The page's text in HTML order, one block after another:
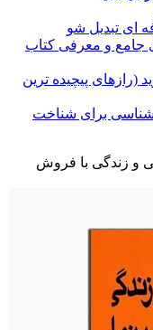
ای تبدیل شو
جامع و معرفی کتاب
(رازهای پیچیده ترین
برای شناخت
و زندگی با فروش